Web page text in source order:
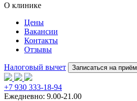
О клинике
Цены
Вакансии
Контакты
Отзывы
Налоговый вычет Записаться на приём
+7 930 333-18-94
Ежедневно: 9.00-21.00